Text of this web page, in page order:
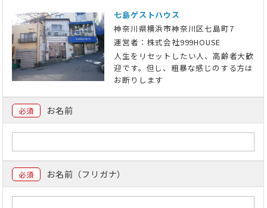
七島ゲストハウス
神奈川県横浜市神奈川区七島町7
運営者：株式会社999HOUSE
人生をリセットしたい人、高齢者大歓
迎です。但し、粗暴な感じのする方は
お断りします
必須 お名前
必須 お名前（フリガナ）